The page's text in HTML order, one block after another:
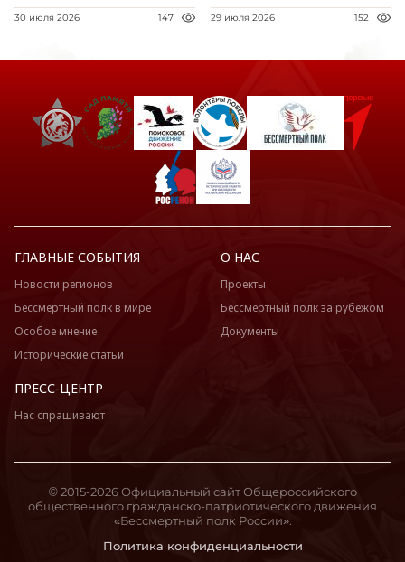
30 июля 2026 147 29 июля 2026 152
ГЛАВНЫЕ СОБЫТИЯ
Новости регионов
Бессмертный полк в мире
Особое мнение
Исторические статьи
О НАС
Проекты
Бессмертный полк за рубежом
Документы
ПРЕСС-ЦЕНТР
Нас спрашивают
Политика конфиденциальности
© 2015-2026 Официальный сайт Общероссийского
общественного гражданско-патриотического движения
«Бессмертный полк России».